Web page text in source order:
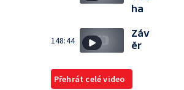
ha
148:44
Záv
ěr
Přehrát celé video